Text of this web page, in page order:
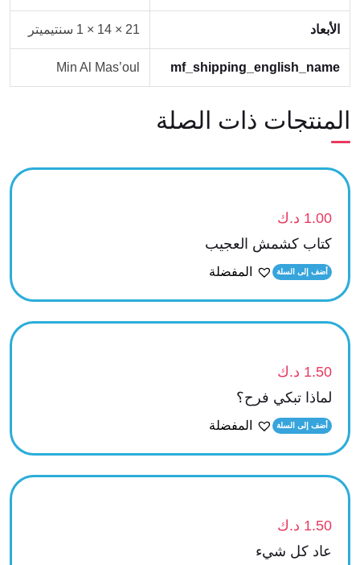
الأبعاد 21 × 14 × 1 سنتيميتر
mf_shipping_english_name
Min Al Mas’oul
المنتجات ذات الصلة
1.00 د.ك
كتاب كشمش العجيب
أضف إلى السلة المفضلة
1.50 د.ك
لماذا تبكي فرح؟
أضف إلى السلة المفضلة
1.50 د.ك
عاد كل شيء